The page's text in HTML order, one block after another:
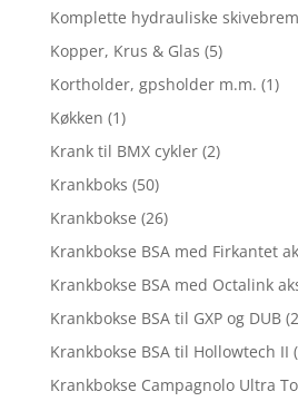
Komplette hydrauliske
Kopper, Krus & Glas (5)
Kortholder, gpsholder m.m. (1)
Køkken (1)
Krank til BMX cykler (2)
Krankboks (50)
Krankbokse (26)
Krankbokse BSA med Firkantet
Krankbokse BSA med Octalink
Krankbokse BSA til GXP og DUB
Krankbokse BSA til Hollowtech II
Krankbokse Campagnolo Ultra